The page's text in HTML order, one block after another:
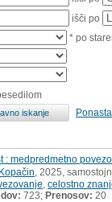
išči po
* po
: medpredmetno
, 2025,
celostno
723; Prenosov: 20